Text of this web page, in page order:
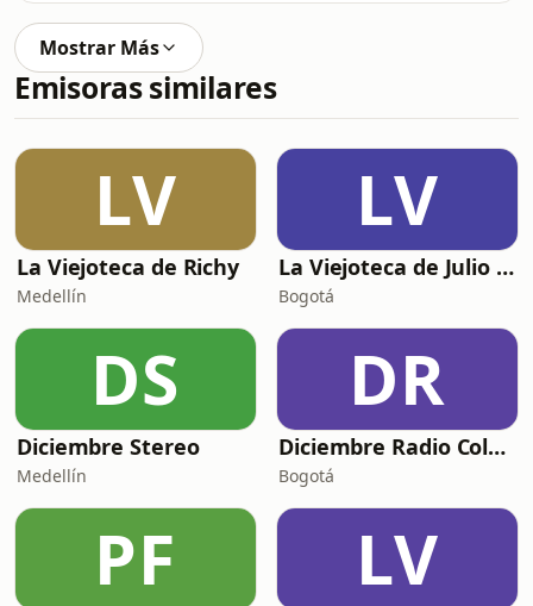
Mostrar Más
Emisoras similares
LV
La Viejoteca de Richy
Medellín
LV
La Viejoteca de Julio Cesar Uchima
Bogotá
DS
Diciembre Stereo
Medellín
DR
Diciembre Radio Colombia
Bogotá
PF LV